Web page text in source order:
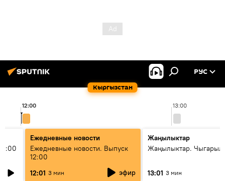
Кыргызстан
РУС
13:00
12:00
Ежедневные новости
Ежедневные новости. Выпуск
12:00
12:01 3 мин эфир
Жаңылыктар
Жаңылыктар.
13:01 3 мин